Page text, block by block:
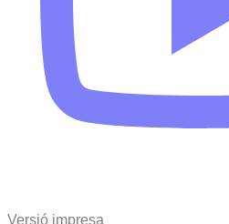
Versió impresa